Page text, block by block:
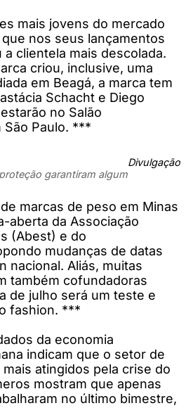
mais jovens do mercado
nos seus lançamentos
clientela mais descolada.
criou, inclusive, uma
em Beagá, a marca tem
Schacht e Diego
no Salão
São Paulo. ***
Divulgação
garantiram algum
marcas de peso em Minas
aberta da Associação
(Abest) e do
mudanças de datas
nacional. Aliás, muitas
também cofundadoras
de julho será um teste e
fashion. ***
da economia
indicam que o setor de
atingidos pela crise do
mostram que apenas
no último bimestre,